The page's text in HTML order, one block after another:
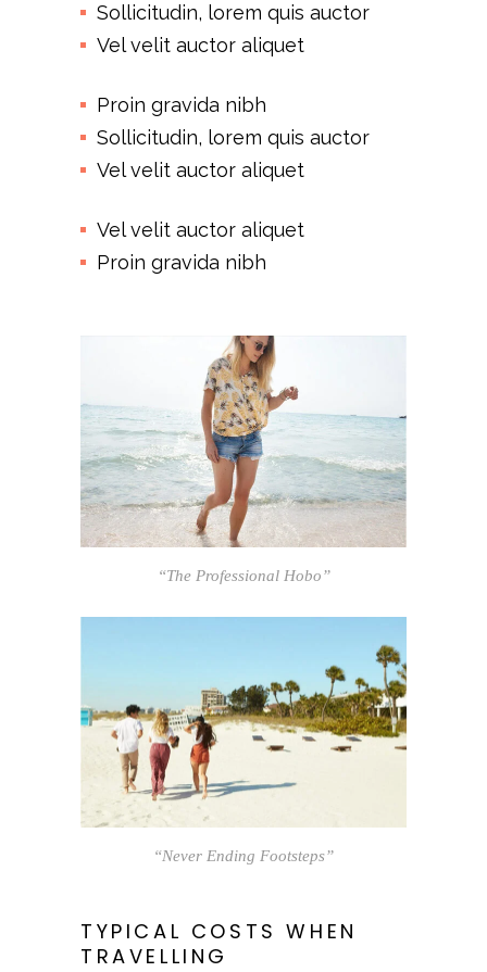
Sollicitudin, lorem quis auctor
Vel velit auctor aliquet
Proin gravida nibh
Sollicitudin, lorem quis auctor
Vel velit auctor aliquet
Vel velit auctor aliquet
Proin gravida nibh
“The Professional Hobo”
“Never Ending Footsteps”
TYPICAL COSTS WHEN
TRAVELLING